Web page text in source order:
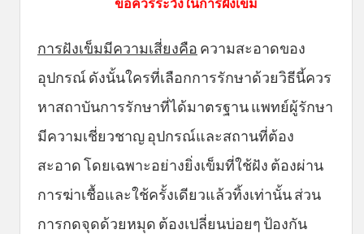
การฝังเข็มมีความเสี่ยงคือ ความสะอาดของ
อุปกรณ์ ดังนั้นใครที่เลือกการรักษาด้วยวิธีนี้ควร
หาสถาบันการรักษาที่ได้มาตรฐาน แพทย์ผู้รักษา
มีความเชี่ยวชาญ อุปกรณ์และสถานที่ต้อง
สะอาด โดยเฉพาะอย่างยิ่งเข็มที่ใช้ฝัง ต้องผ่าน
การฆ่าเชื้อและใช้ครั้งเดียวแล้วทิ้งเท่านั้น ส่วน
การกดจุดด้วยหมุด ต้องเปลี่ยนบ่อยๆ ป้องกัน